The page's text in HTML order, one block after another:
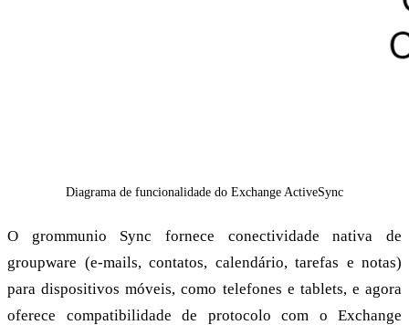
Diagrama de funcionalidade do Exchange ActiveSync
O grommunio Sync fornece conectividade nativa de
groupware (e-mails, contatos, calendário, tarefas e notas)
para dispositivos móveis, como telefones e tablets, e agora
oferece compatibilidade de protocolo com o Exchange